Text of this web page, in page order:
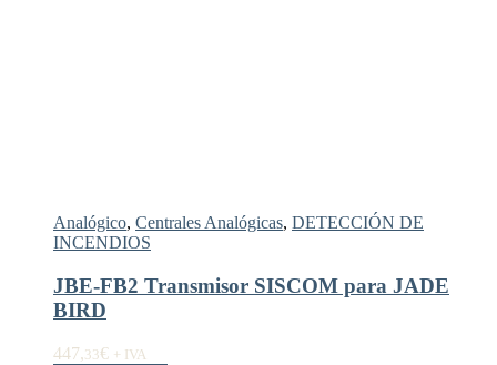
Analógico, Centrales Analógicas, DETECCIÓN DE
INCENDIOS
JBE-FB2 Transmisor SISCOM para JADE
BIRD
447,33€ + IVA